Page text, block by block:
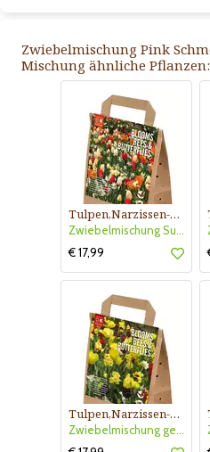
Zwiebelmischung Pink
Mischung ähnliche Pflanzen:
Tulpen,Narzissen-Mischung
Zwiebelmischung Sun Schmetterling
€ 17,99
Tulpen,Narzissen-Mischung
Zwiebelmischung gelbrot Schmetterling